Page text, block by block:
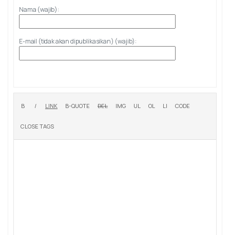
Nama (wajib):
E-mail (tidak akan dipublikasikan) (wajib):